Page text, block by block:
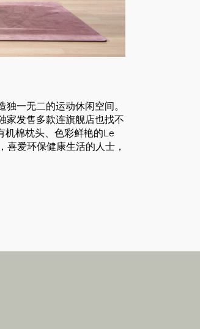
一无二的运动休闲空间。
家发售多款连旗舰店也找不
机棉枕头、色彩鲜艳的Le
喜爱环保健康生活的人士，